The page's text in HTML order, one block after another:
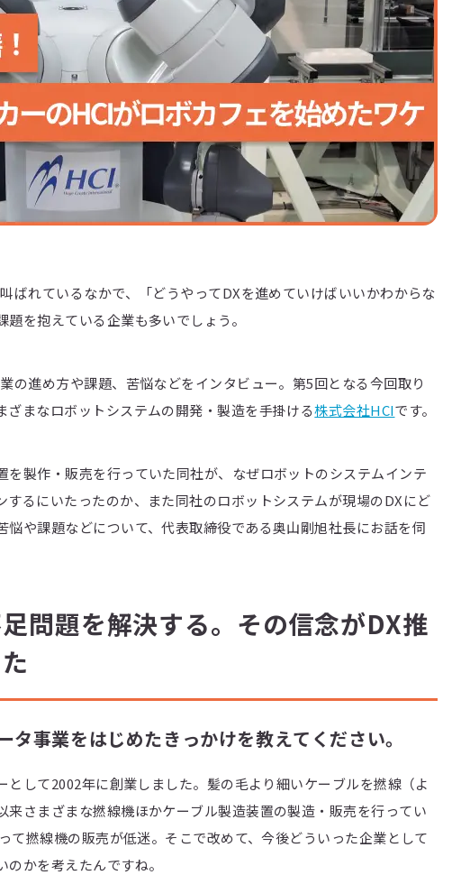
ばれているなかで、「どうやってDXを進めていけばいいかわからな
を抱えている企業も多いでしょう。
の進め方や課題、苦悩などをインタビュー。第5回となる今回取り
ざまなロボットシステムの開発・製造を手掛ける株式会社HCIです。
製作・販売を行っていた同社が、なぜロボットのシステムインテ
るにいたったのか、また同社のロボットシステムが現場のDXにど
や課題などについて、代表取締役である奥山剛旭社長にお話を伺
問題を解決する。その信念がDX推
タ事業をはじめたきっかけを教えてください。
して2002年に創業しました。髪の毛より細いケーブルを撚線（よ
来さまざまな撚線機ほかケーブル製造装置の製造・販売を行ってい
て撚線機の販売が低迷。そこで改めて、今後どういった企業として
かを考えたんですね。